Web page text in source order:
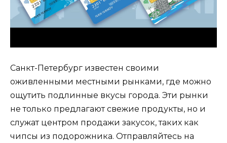
Санкт-Петербург известен своими
оживленными местными рынками, где можно
ощутить подлинные вкусы города. Эти рынки
не только предлагают свежие продукты, но и
служат центром продажи закусок, таких как
чипсы из подорожника. Отправляйтесь на